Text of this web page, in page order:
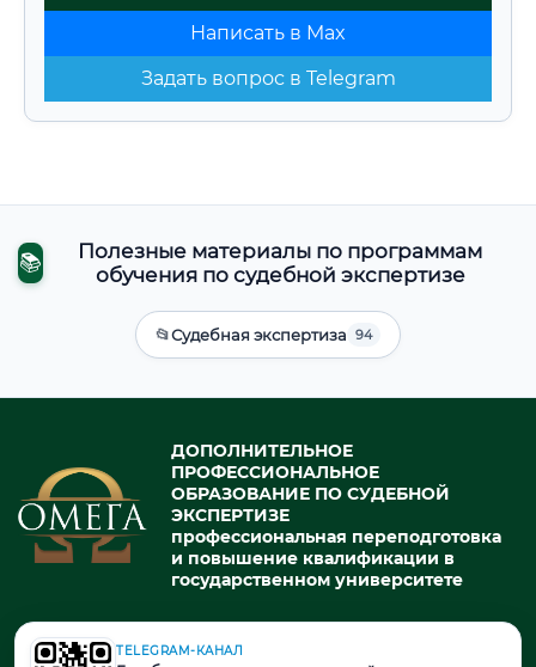
Написать в Max
Задать вопрос в Telegram
📚
Полезные материалы по программам
обучения по судебной экспертизе
📂Судебная экспертиза 94
ДОПОЛНИТЕЛЬНОЕ
ПРОФЕССИОНАЛЬНОЕ
ОБРАЗОВАНИЕ ПО СУДЕБНОЙ
ЭКСПЕРТИЗЕ
профессиональная переподготовка
и повышение квалификации в
государственном университете
© 2026. При использовании материалов портала активная ссылка
TELEGRAM-КАНАЛ